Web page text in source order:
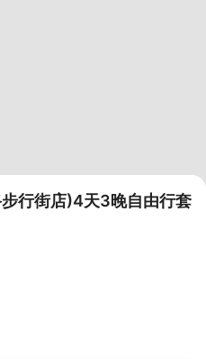
行街店)4天3晚自由行套